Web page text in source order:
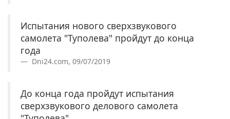
Испытания нового сверхзвукового
самолета "Туполева" пройдут до конца
года
Dni24.com, 09/07/2019
До конца года пройдут испытания
сверхзвукового делового самолета